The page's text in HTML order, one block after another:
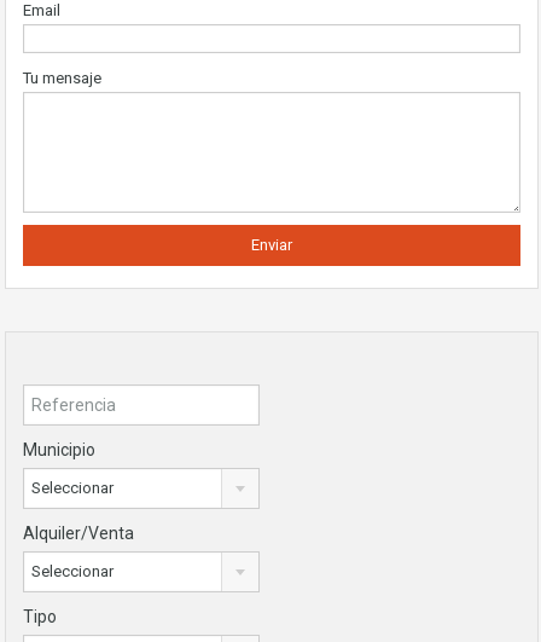
Email
Tu mensaje
Municipio
Seleccionar
Alquiler/Venta
Seleccionar
Tipo